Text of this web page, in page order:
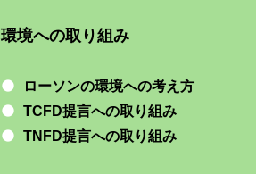
環境への取り組み
ローソンの環境への考え方
TCFD提言への取り組み
TNFD提言への取り組み